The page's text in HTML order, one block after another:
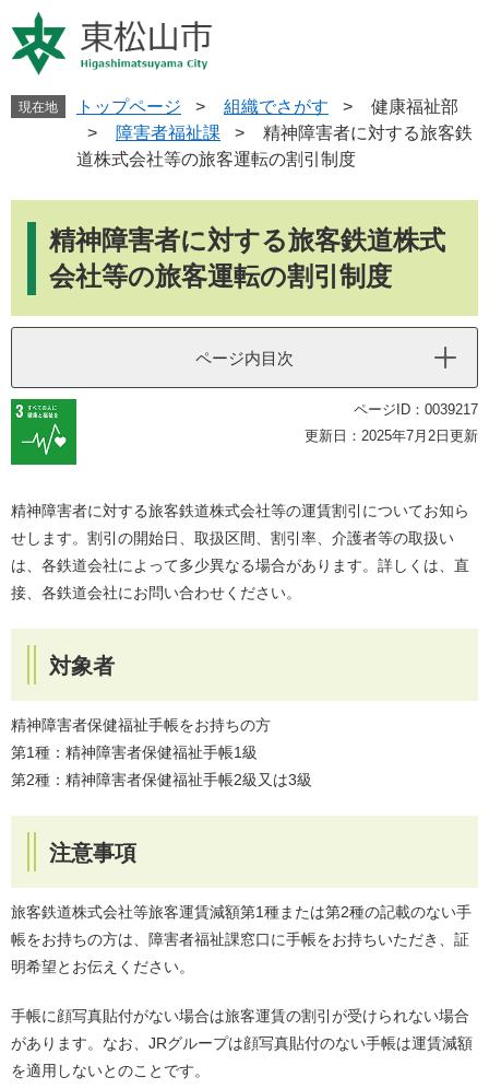
ー
ジ
ニ
ュ
現在地 トップページ > 組織でさがす >
健康福祉部
>
障害者福祉課 >
精神障害者に対する旅客鉄
道株式会社等の旅客運転の割引制度
精神障害者に対する旅客鉄道株式
会社等の旅客運転の割引制度
ページ内目次
ページID：0039217
更新日：2025年7月2日更新
精神障害者に対する旅客鉄道株式会社等の運賃割引についてお知ら
せします。割引の開始日、取扱区間、割引率、介護者等の取扱い
は、各鉄道会社によって多少異なる場合があります。詳しくは、直
接、各鉄道会社にお問い合わせください。
対象者
精神障害者保健福祉手帳をお持ちの方
第1種：精神障害者保健福祉手帳1級
第2種：精神障害者保健福祉手帳2級又は3級
注意事項
旅客鉄道株式会社等旅客運賃減額第1種または第2種の記載のない手
帳をお持ちの方は、障害者福祉課窓口に手帳をお持ちいただき、証
明希望とお伝えください。
手帳に顔写真貼付がない場合は旅客運賃の割引が受けられない場合
があります。なお、JRグループは顔写真貼付のない手帳は運賃減額
を適用しないとのことです。